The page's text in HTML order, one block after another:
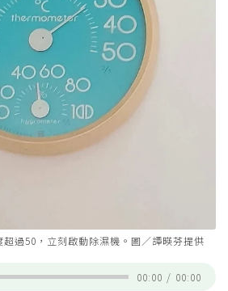
過50，立刻啟動除濕機。圖／譚暎芬提供
00:00 / 00:00